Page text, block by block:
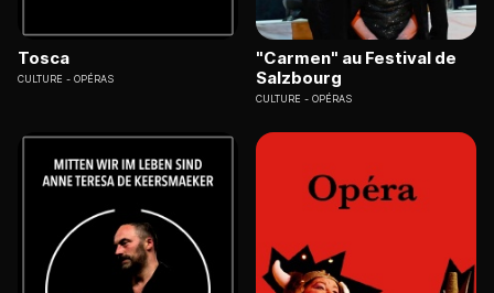
Tosca
CULTURE OPÉRAS
"Carmen" au Festival de
Salzbourg
CULTURE OPÉRAS